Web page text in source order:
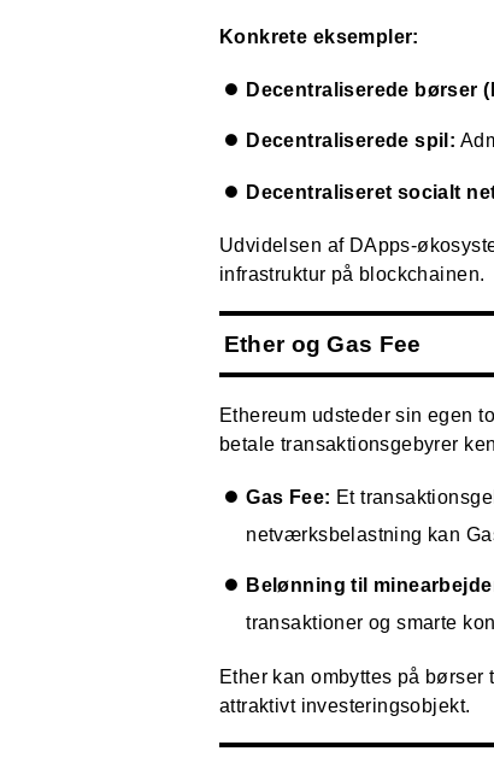
Konkrete eksempler:
Decentraliserede børser
Decentraliserede spil:
Decentraliseret socialt
Udvidelsen af DApps-
infrastruktur på blockchainen.
Ether og Gas Fee
Ethereum udsteder sin egen
betale transaktionsgebyrer
Gas Fee: Et
netværksbelastning kan
Belønning til
transaktioner og smarte
Ether kan ombyttes på
attraktivt investeringsobjekt.